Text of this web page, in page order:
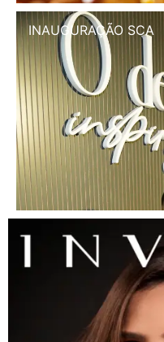
INAUGURAÇÃO SCA